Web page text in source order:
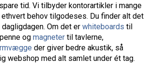
tid. Vi tilbyder kontorartikler i mange
behov tilgodeses. Du finder alt det
Om det er whiteboards til
og magneter til tavlerne,
der giver bedre akustik, så
webshop med alt samlet under ét tag.